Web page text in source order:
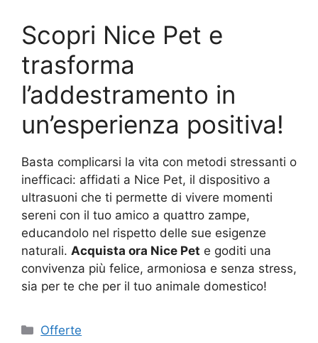
Scopri Nice Pet e
trasforma
l’addestramento in
un’esperienza positiva!
Basta complicarsi la vita con metodi stressanti o
inefficaci: affidati a Nice Pet, il dispositivo a
ultrasuoni che ti permette di vivere momenti
sereni con il tuo amico a quattro zampe,
educandolo nel rispetto delle sue esigenze
naturali. Acquista ora Nice Pet e goditi una
convivenza più felice, armoniosa e senza stress,
sia per te che per il tuo animale domestico!
Categorie
Offerte